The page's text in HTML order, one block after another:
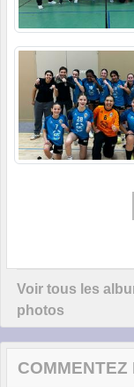
Voir tous les
photos